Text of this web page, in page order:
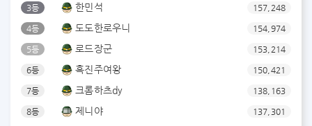
3등 한민석 157,248
4등 도도한로우니 154,974
5등 로드장군 153,214
6등 흑진주여왕 150,421
7등 크롬하츠dy 138,163
8등 제니야 137,301